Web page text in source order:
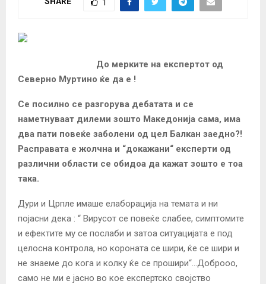
1
До мерките на експертот од
Северно Муртино ќе да е !
Се посилно се разгорува дебатата и се
наметнуваат дилеми зошто Македонија сама, има
два пати повеќе заболени од цел Балкан заедно?!
Расправата е жолчна и “докажани“ експерти од
различни области се обидоа да кажат зошто е тоа
така.
Дури и Црпле имаше елаборација на темата и ни
појасни дека : “ Вирусот се повеќе слабее, симптомите
и ефектите му се послаби и затоа ситуацијата е под
целосна контрола, но короната се шири, ќе се шири и
не знаеме до кога и колку ќе се прошири“…Доброоо,
само не ми е јасно во кое експертско својство